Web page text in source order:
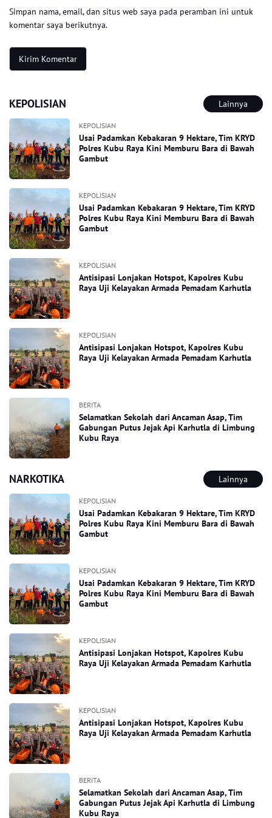
Simpan nama, email, dan situs web saya pada peramban ini untuk
komentar saya berikutnya.
KEPOLISIAN Lainnya
KEPOLISIAN
Usai Padamkan Kebakaran 9 Hektare, Tim KRYD
Polres Kubu Raya Kini Memburu Bara di Bawah
Gambut
KEPOLISIAN
Usai Padamkan Kebakaran 9 Hektare, Tim KRYD
Polres Kubu Raya Kini Memburu Bara di Bawah
Gambut
KEPOLISIAN
Antisipasi Lonjakan Hotspot, Kapolres Kubu
Raya Uji Kelayakan Armada Pemadam Karhutla
KEPOLISIAN
Antisipasi Lonjakan Hotspot, Kapolres Kubu
Raya Uji Kelayakan Armada Pemadam Karhutla
BERITA
Selamatkan Sekolah dari Ancaman Asap, Tim
Gabungan Putus Jejak Api Karhutla di Limbung
Kubu Raya
NARKOTIKA Lainnya
KEPOLISIAN
Usai Padamkan Kebakaran 9 Hektare, Tim KRYD
Polres Kubu Raya Kini Memburu Bara di Bawah
Gambut
KEPOLISIAN
Usai Padamkan Kebakaran 9 Hektare, Tim KRYD
Polres Kubu Raya Kini Memburu Bara di Bawah
Gambut
KEPOLISIAN
Antisipasi Lonjakan Hotspot, Kapolres Kubu
Raya Uji Kelayakan Armada Pemadam Karhutla
KEPOLISIAN
Antisipasi Lonjakan Hotspot, Kapolres Kubu
Raya Uji Kelayakan Armada Pemadam Karhutla
BERITA
Selamatkan Sekolah dari Ancaman Asap, Tim
Gabungan Putus Jejak Api Karhutla di Limbung
Kubu Raya